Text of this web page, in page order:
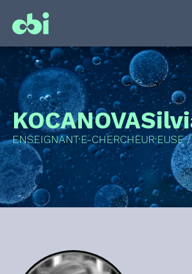
KOCANOVA
ENSEIGNANT·E-CHERCHEUR·EUSE